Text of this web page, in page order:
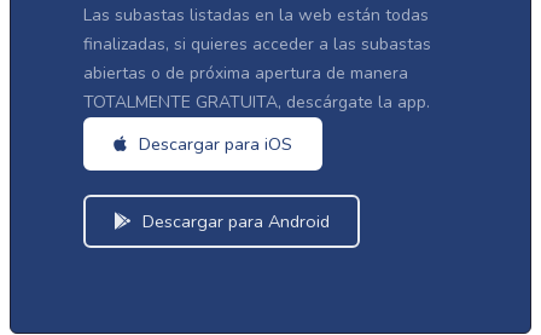
Las subastas listadas en la web están todas
finalizadas, si quieres acceder a las subastas
abiertas o de próxima apertura de manera
TOTALMENTE GRATUITA, descárgate la app.
Descargar para iOS
Descargar para Android